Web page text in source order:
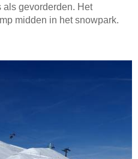
gevorderden. Het
midden in het snowpark.